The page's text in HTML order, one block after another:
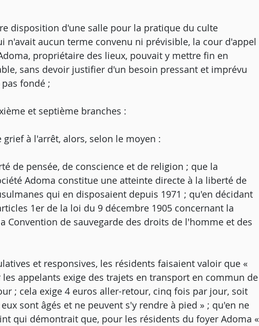
disposition d'une salle pour la pratique du culte
n'avait aucun terme convenu ni prévisible, la cour d'appel
propriétaire des lieux, pouvait y mettre fin en
sans devoir justifier d'un besoin pressant et imprévu
fondé ;
et septième branches :
à l'arrêt, alors, selon le moyen :
de pensée, de conscience et de religion ; que la
Adoma constitue une atteinte directe à la liberté de
qui en disposaient depuis 1971 ; qu'en décidant
1er de la loi du 9 décembre 1905 concernant la
Convention de sauvegarde des droits de l'homme et des
et responsives, les résidents faisaient valoir que «
appelants exige des trajets en transport en commun de
; cela exige 4 euros aller-retour, cinq fois par jour, soit
sont âgés et ne peuvent s'y rendre à pied » ; qu'en ne
qui démontrait que, pour les résidents du foyer Adoma «